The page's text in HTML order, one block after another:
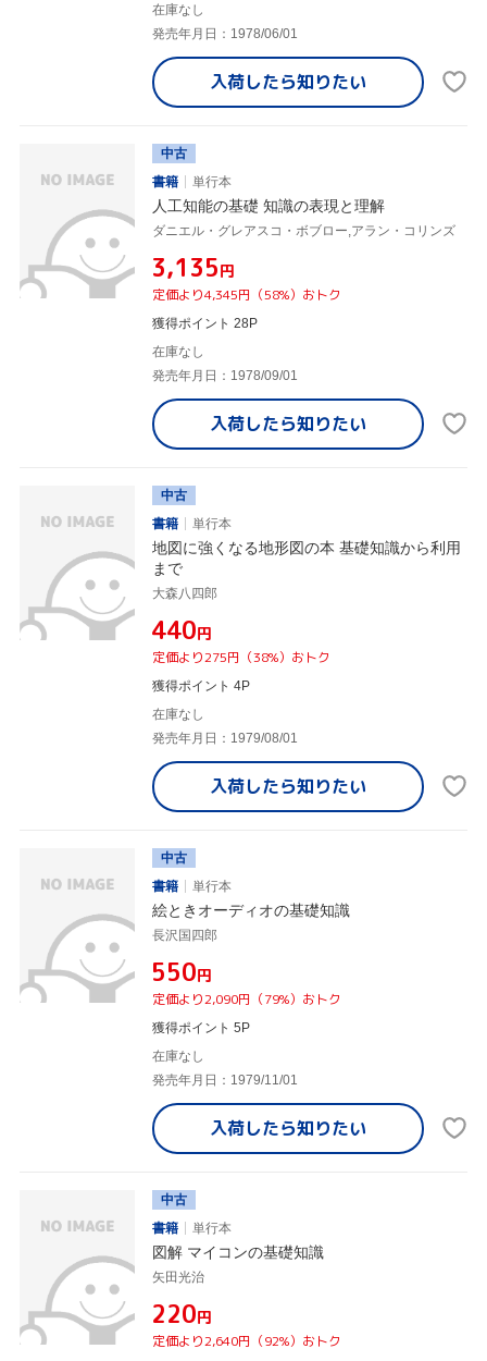
在庫なし
発売年月日：1978/06/01
入荷したら知りたい
中古
書籍
単行本
人工知能の基礎 知識の表現と理解
ダニエル・グレアスコ・ボブロー,アラン・コリンズ
¥3,135円
定価より4,345円（58%）おトク
獲得ポイント 28P
在庫なし
発売年月日：1978/09/01
入荷したら知りたい
中古
書籍
単行本
地図に強くなる地形図の本 基礎知識から利用
まで
大森八四郎
¥440円
定価より275円（38%）おトク
獲得ポイント 4P
在庫なし
発売年月日：1979/08/01
入荷したら知りたい
中古
書籍
単行本
絵ときオーディオの基礎知識
長沢国四郎
¥550円
定価より2,090円（79%）おトク
獲得ポイント 5P
在庫なし
発売年月日：1979/11/01
入荷したら知りたい
中古
書籍
単行本
図解 マイコンの基礎知識
矢田光治
¥220円
定価より2,640円（92%）おトク